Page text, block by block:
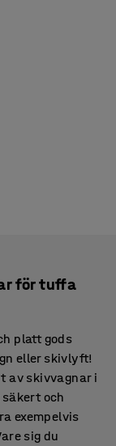
för tuffa
platt gods
eller skivlyft!
av skivvagnar i
och
exempelvis
sig du